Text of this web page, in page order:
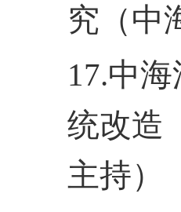
究（中
17.中海
统改造
主持）